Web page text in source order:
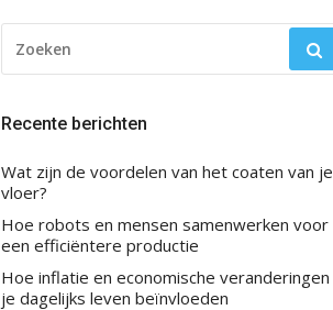
NAAR:
Recente berichten
Wat zijn de voordelen van het coaten van je
vloer?
Hoe robots en mensen samenwerken voor
een efficiëntere productie
Hoe inflatie en economische veranderingen
je dagelijks leven beïnvloeden